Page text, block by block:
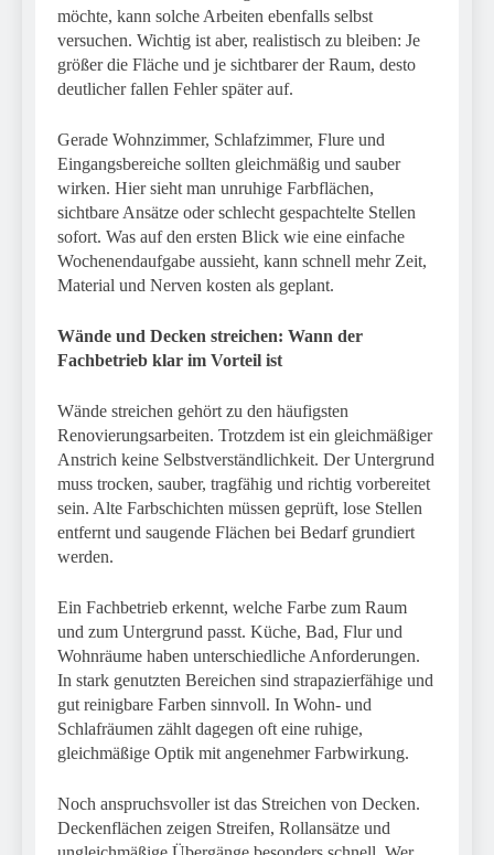
möchte, kann solche Arbeiten ebenfalls selbst
versuchen. Wichtig ist aber, realistisch zu bleiben: Je
größer die Fläche und je sichtbarer der Raum, desto
deutlicher fallen Fehler später auf.
Gerade Wohnzimmer, Schlafzimmer, Flure und
Eingangsbereiche sollten gleichmäßig und sauber
wirken. Hier sieht man unruhige Farbflächen,
sichtbare Ansätze oder schlecht gespachtelte Stellen
sofort. Was auf den ersten Blick wie eine einfache
Wochenendaufgabe aussieht, kann schnell mehr Zeit,
Material und Nerven kosten als geplant.
Wände und Decken streichen: Wann der
Fachbetrieb klar im Vorteil ist
Wände streichen gehört zu den häufigsten
Renovierungsarbeiten. Trotzdem ist ein gleichmäßiger
Anstrich keine Selbstverständlichkeit. Der Untergrund
muss trocken, sauber, tragfähig und richtig vorbereitet
sein. Alte Farbschichten müssen geprüft, lose Stellen
entfernt und saugende Flächen bei Bedarf grundiert
werden.
Ein Fachbetrieb erkennt, welche Farbe zum Raum
und zum Untergrund passt. Küche, Bad, Flur und
Wohnräume haben unterschiedliche Anforderungen.
In stark genutzten Bereichen sind strapazierfähige und
gut reinigbare Farben sinnvoll. In Wohn- und
Schlafräumen zählt dagegen oft eine ruhige,
gleichmäßige Optik mit angenehmer Farbwirkung.
Noch anspruchsvoller ist das Streichen von Decken.
Deckenflächen zeigen Streifen, Rollansätze und